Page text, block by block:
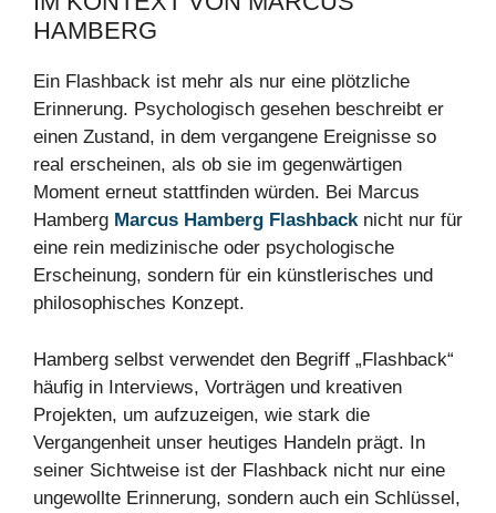
HAMBERG
Ein Flashback ist mehr als nur eine plötzliche
Erinnerung. Psychologisch gesehen beschreibt er
einen Zustand, in dem vergangene Ereignisse so
real erscheinen, als ob sie im gegenwärtigen
Moment erneut stattfinden würden. Bei Marcus
Hamberg Marcus Hamberg Flashbacknicht nur für
eine rein medizinische oder psychologische
Erscheinung, sondern für ein künstlerisches und
philosophisches Konzept.
Hamberg selbst verwendet den Begriff „Flashback“
häufig in Interviews, Vorträgen und kreativen
Projekten, um aufzuzeigen, wie stark die
Vergangenheit unser heutiges Handeln prägt. In
seiner Sichtweise ist der Flashback nicht nur eine
ungewollte Erinnerung, sondern auch ein Schlüssel,